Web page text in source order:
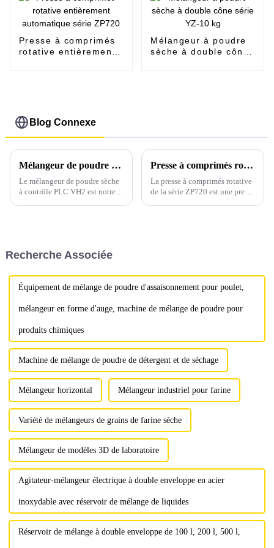
Presse à comprimés
rotative entièrement
Mélangeur à poudre
sèche à double cône
Blog Connexe
Mélangeur de poudre sèche à contrôle PLC VH2
Le mélangeur de poudre sèche
à contrôle PLC VH2 est notre
pharmaceutiques, chimiques,
céramiques, métallurgiques et...
Presse à comprimés rotative automatique ZP720
La presse à comprimés rotative
de la série ZP720 est une presse
Recherche Associée
Équipement de mélange de poudre d'assaisonnement pour poulet,
mélangeur en forme d'auge, machine de mélange de poudre pour
produits chimiques
Machine de mélange de poudre de détergent et de séchage
Mélangeur horizontal Mélangeur industriel pour farine
Variété de mélangeurs de grains de farine sèche
Mélangeur de modèles 3D de laboratoire
Agitateur-mélangeur électrique à double enveloppe en acier
inoxydable avec réservoir de mélange de liquides
Réservoir de mélange à double enveloppe de 100 l, 200 l, 500 l,